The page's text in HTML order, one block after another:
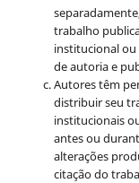
trabalho
institucional
de autoria e
Autores têm
distribuir seu
institucionais
antes ou
alterações
citação do